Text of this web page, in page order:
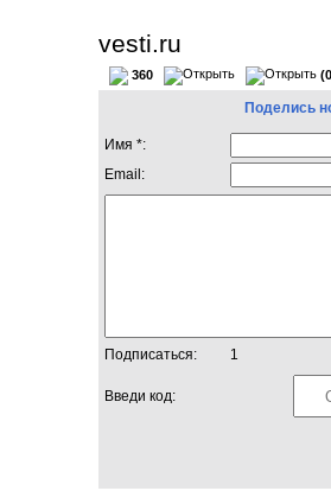
vesti.ru
360
Поделись
Имя *:
Email:
Подписаться: 1
Введи код: